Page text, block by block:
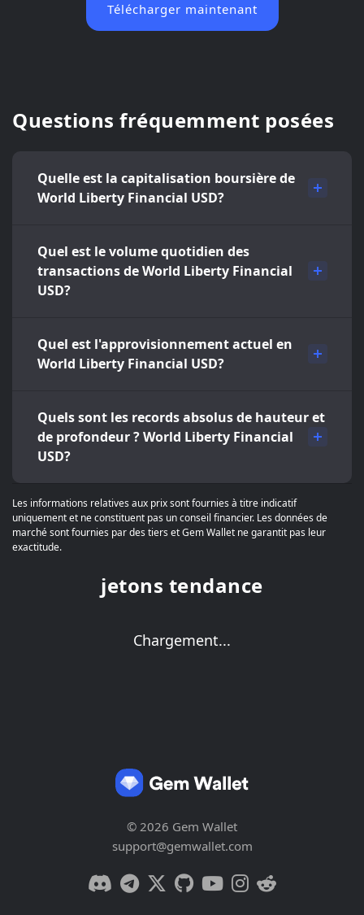
Télécharger maintenant
Questions fréquemment posées
Quelle est la capitalisation boursière de
World Liberty Financial USD?
Quel est le volume quotidien des
transactions de World Liberty Financial
USD?
Quel est l'approvisionnement actuel en
World Liberty Financial USD?
Quels sont les records absolus de hauteur et
de profondeur ? World Liberty Financial
USD?
Les informations relatives aux prix sont fournies à titre indicatif
uniquement et ne constituent pas un conseil financier. Les données de
marché sont fournies par des tiers et Gem Wallet ne garantit pas leur
exactitude.
jetons tendance
Chargement...
© 2026 Gem Wallet
support@gemwallet.com